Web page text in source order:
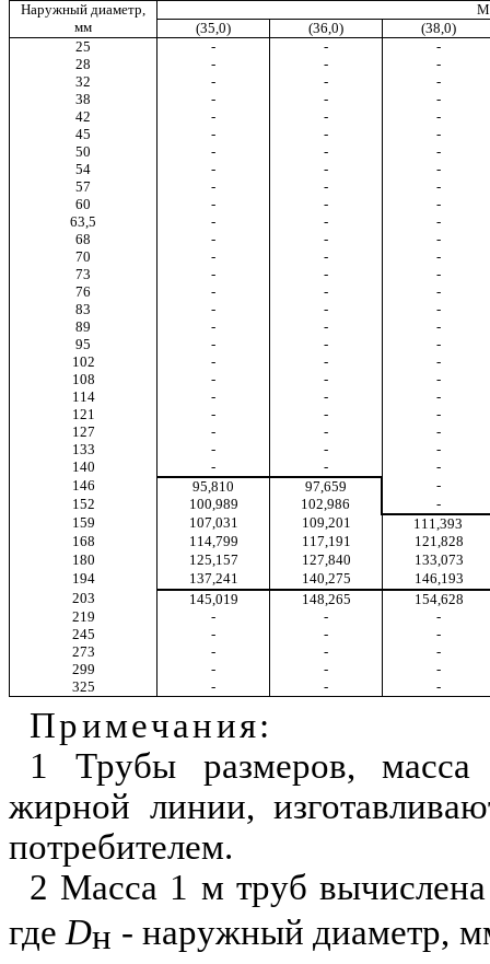
Наружный диаметр,
мм
(35,0)
(36,0)
(38,0)
25
- -
-
28
- -
-
32
- -
-
38
- -
-
42
- -
-
45
- -
-
50
- -
-
54
- -
-
57
- -
-
60
- -
-
63,5
- -
-
68
- -
-
70
- -
-
73
- -
-
76
- -
-
83
- -
-
89
- -
-
95
- -
-
102
- -
-
108
- -
-
114
- -
-
121
- -
-
127
- -
-
133
- -
-
140
- -
-
146
95,810 97,659
-
152
100,989 102,986
-
159
107,031 109,201
111,393
168
114,799 117,191
121,828
180
125,157 127,840
133,073
194
137,241 140,275
146,193
203
145,019 148,265
154,628
219
- -
-
245
- -
-
273
- -
-
299
- -
-
325
- - -
Примечания:
1 Трубы размеров, масса
жирной линии,
потребителем.
2 Масса 1 м труб
гдеDн - наружный диаметр,